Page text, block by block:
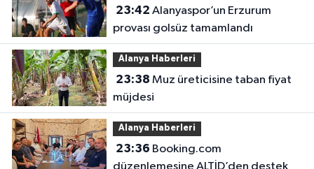
23:42
provası golsüz tamamlandı
Alanya Haberleri
23:38
müjdesi
Alanya Haberleri
23:36
düzenlemesine ALTİD’den destek